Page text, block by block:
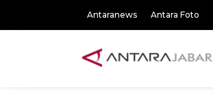
Antaranews Antara Foto